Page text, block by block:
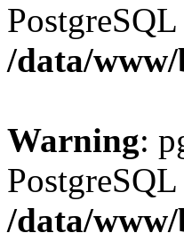
/data/www/
Warning:
/data/www/